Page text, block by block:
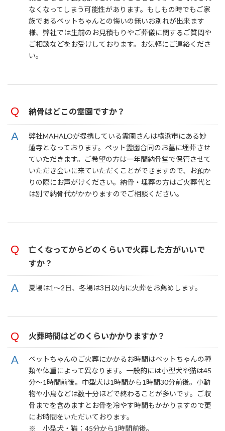
なくなってしまう可能性があります。もしもの時でもご家
族であるペットちゃんとの悔いの無いお別れが出来ます
様、弊社では生前のお見積もりやご葬儀に関するご質問や
ご相談などをお受けしております。お気軽にご連絡くださ
い。
納骨はどこの霊園ですか？
弊社MAHALOが提携している霊園さんは横浜市にある妙
蓮寺となっております。ペット霊園合同のお墓に埋葬させ
ていただきます。ご希望の方は一年間納骨堂で保管させて
いただき会いに来ていただくことができますので、お預か
りの際にお声がけください。納骨・埋葬の方はご火葬代と
は別で納骨代がかかりますのでご相談ください。
亡くなってからどのくらいで火葬した方がいいで
すか？
夏場は1～2日、冬場は3日以内に火葬をお薦めします。
火葬時間はどのくらいかかりますか？
ペットちゃんのご火葬にかかるお時間はペットちゃんの種
類や体重によって異なります。一般的には小型犬や猫は45
分～1時間前後。中型犬は1時間から1時間30分前後。小動
物や小鳥などは数十分ほどで終わることが多いです。ご収
骨までを含めますとお骨を冷やす時間もかかりますので更
にお時間をいただいております。
※ 小型犬・猫：45分から1時間前後。